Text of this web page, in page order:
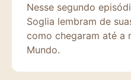
Nesse segundo
Soglia lembram de
como chegaram até a
Mundo.